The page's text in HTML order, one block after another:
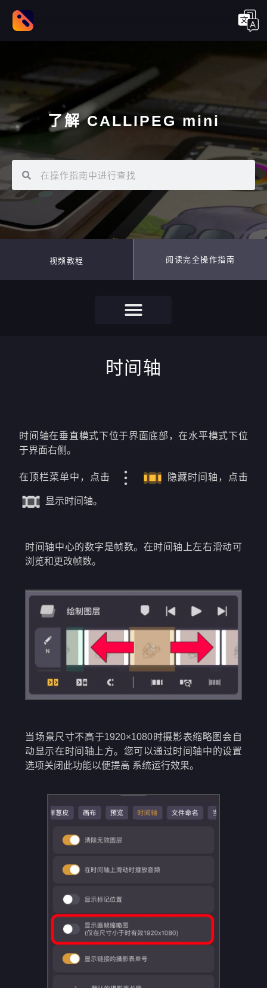
了解 CALLIPEG mini
视频教程 阅读完全操作指南
时间轴
时间轴在垂直模式下位于界面底部，在水平模式下位
于界面右侧。
在顶栏菜单中，点击 隐藏时间轴，点击
显示时间轴。
时间轴中心的数字是帧数。在时间轴上左右滑动可
浏览和更改帧数。
当场景尺寸不高于1920×1080时摄影表缩略图会自
动显示在时间轴上方。您可以通过时间轴中的设置
选项关闭此功能以便提高 系统运行效果。